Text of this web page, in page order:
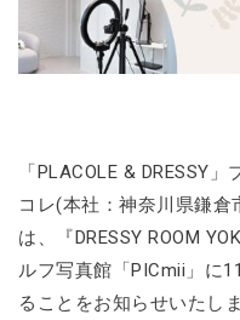
「PLACOLE & DRESSY
コレ(本社：神奈川県鎌倉
は、『DRESSY ROOM
ルフ写真館「PICmii」に
ることをお知らせいたしま